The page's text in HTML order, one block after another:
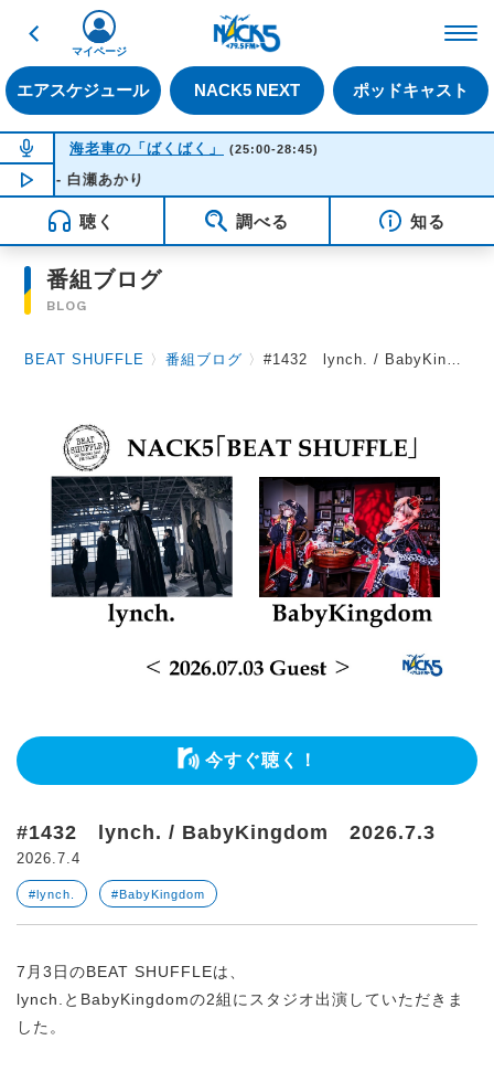
戻る
エアスケジュール NACK5 NEXT ポッドキャスト
マイページ
NOW ON AIR
海老車の「ばくばく」 (25:00-28:45)
NOW PLAYING
白瀬あかり
聴く 調べる 知る
番組ブログ
BLOG
BEAT SHUFFLE 〉番組ブログ 〉#1432 lynch. / BabyKingdom 2026.7.3
今すぐ聴く！
#1432 lynch. / BabyKingdom 2026.7.3
2026.7.4
#lynch. #BabyKingdom
7月3日のBEAT SHUFFLEは、
lynch.とBabyKingdomの2組にスタジオ出演していただきま
した。